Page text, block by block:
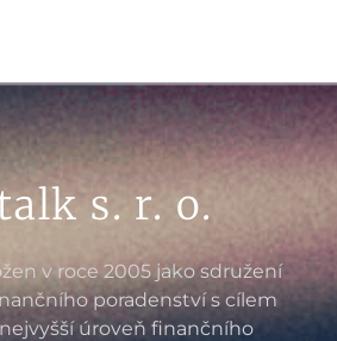
s. r. o.
v roce 2005 jako sdružení
poradenství s cílem
úroveň finančního